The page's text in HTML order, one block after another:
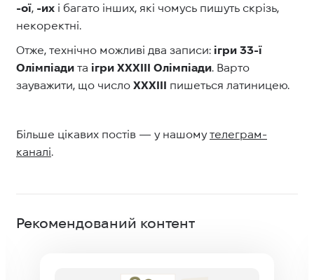
-ої, -их і багато інших, які чомусь пишуть скрізь,
некоректні.
Отже, технічно можливі два записи: ігри 33-ї
Олімпіади та ігри XXXIII Олімпіади. Варто
зауважити, що число XXXIII пишеться латиницею.
Більше цікавих постів — у нашомутелеграм-
каналі.
Рекомендований контент